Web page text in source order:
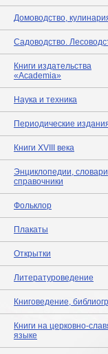
Домоводство,
Садоводство.
Книги издательства
«Academia»
Наука и техника
Периодические
Книги XVIII века
Энциклопедии,
справочники
Фольклор
Плакаты
Открытки
Литературоведение
Книговедение,
Книги на церковно-
языке